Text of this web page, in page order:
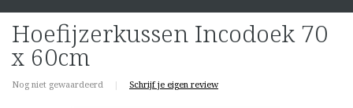
Hoefijzerkussen Incodoek 70
x 60cm
Nog niet gewaardeerd | Schrijf je eigen review